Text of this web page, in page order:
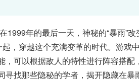
1999年的最后一天，神秘的“暴雨”改
，穿越这个充满变革的时代。游戏
，可以根据敌人的特性进行阵容搭配
寻找那些隐秘的学者，揭开隐藏在暴